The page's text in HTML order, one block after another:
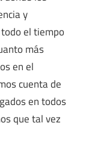
y
el tiempo
más
en el
cuenta de
en todos
que tal vez